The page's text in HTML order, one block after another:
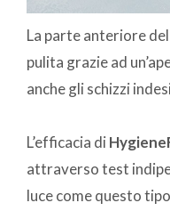
La parte anteriore
pulita grazie ad
anche gli schizzi
L’efficacia di
attraverso test
luce come questo